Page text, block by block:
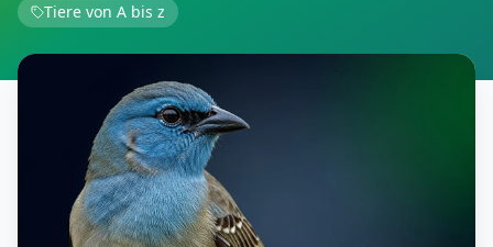
Tiere von A bis z